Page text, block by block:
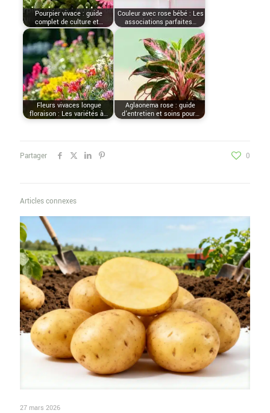
Pourpier vivace : guide
complet de culture et…
Couleur avec rose bébé : Les
associations parfaites…
Fleurs vivaces longue
floraison : Les variétés à…
Aglaonema rose : guide
d'entretien et soins pour…
Partager 0
Articles connexes
27 mars 2026